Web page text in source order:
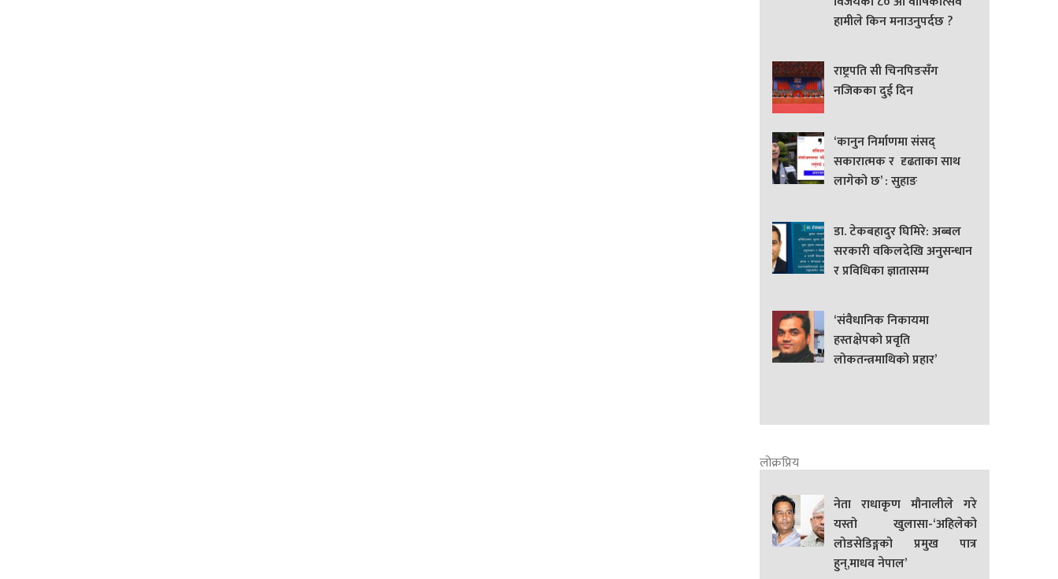
हामीले किन मनाउनुपर्दछ ?
राष्ट्रपति सी चिनपिङसँग
नजिकका दुई दिन
‘कानुन निर्माणमा संसद्
सकारात्मक र दृढताका साथ
लागेको छ’ : सुहाङ
डा. टेकबहादुर घिमिरे: अब्बल
सरकारी वकिलदेखि अनुसन्धान
र प्रविधिका ज्ञातासम्म
‘संवैधानिक निकायमा
हस्तक्षेपको प्रवृति
लोकतन्त्रमाथिको प्रहार’
लोक्रप्रिय
नेता राधाकृण मौनालीले गरे
यस्तो खुलासा-‘अहिलेको
लोडसेडिङ्गको प्रमुख पात्र
हुन्,माधव नेपाल’